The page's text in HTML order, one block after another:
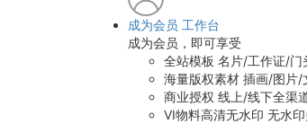
成为会员 工作台
成为会员，即可享受
全站模板 名片/工作证/门
海量版权素材 插画/图片/
商业授权 线上/线下全渠
VI物料高清无水印 无水